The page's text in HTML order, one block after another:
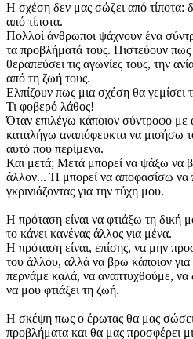
Η σχέση δεν μας σώζει από τίποτα:
από τίποτα.
Πολλοί άνθρωποι ψάχνουν ένα
τα προβλήματά τους. Πιστεύουν
θεραπεύσει τις αγωνίες τους, την
από τη ζωή τους.
Ελπίζουν πως μια σχέση θα γεμίσει
Τι φοβερό λάθος!
Όταν επιλέγω κάποιον σύντροφο με
καταλήγω αναπόφευκτα να μισήσω
αυτό που περίμενα.
Και μετά; Μετά μπορεί να ψάξω να
άλλον... Ή μπορεί να αποφασίσω
γκρινιάζοντας για την τύχη μου.
Η πρόταση είναι να φτιάξω τη δική
το κάνει κανένας άλλος για μένα.
Η πρόταση είναι, επίσης, να μην
του άλλου, αλλά να βρω κάποιον για
περνάμε καλά, να αναπτυχθούμε, να
να μου φτιάξει τη ζωή.
Η σκέψη πως ο έρωτας θα μας
προβλήματα και θα μας προσφέρει